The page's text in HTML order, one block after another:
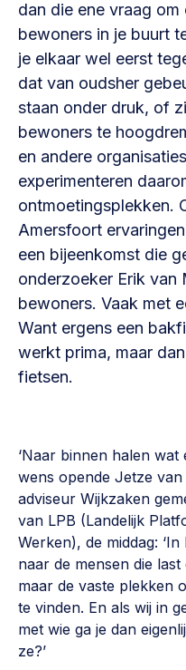
>
Eigen gebouw
Huren of kopen,
ontmoetingsplekken >
Sociaal ondernemen
Bewonersbedrijf starten,
Buurtbewoners
Community building en
Zorgzame
Betrokken buurten,
Wijkaanpak
Werken aan de wijk,
Voorbereiden op crisis,
ontmoetingsplekken >
Buurtenergie
Energiecollectieven,
Meebeslissen
Uitdaagrecht,
Samenwerken en
Lobbyen, invloed
Bijeenkomsten
Team
Vraag stellen
030 231 7511
info@lsabewoners.nl
dan die ene vraag
bewoners in je buurt
je elkaar wel eerst
dat van oudsher
staan onder druk, of
bewoners te
en andere
experimenteren
ontmoetingsplekken.
Amersfoort
een bijeenkomst die
onderzoeker Erik van
bewoners. Vaak met
Want ergens een
werkt prima, maar
fietsen.
‘Naar binnen halen wat
wens opende Jetze
adviseur Wijkzaken
van LPB (Landelijk
Werken), de middag:
naar de mensen die
maar de vaste plekken
te vinden. En als wij in
met wie ga je dan
ze?’